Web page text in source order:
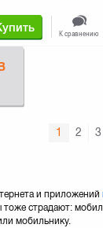
К сравнению
1 2 3
и приложений
страдают:
мобильнику.